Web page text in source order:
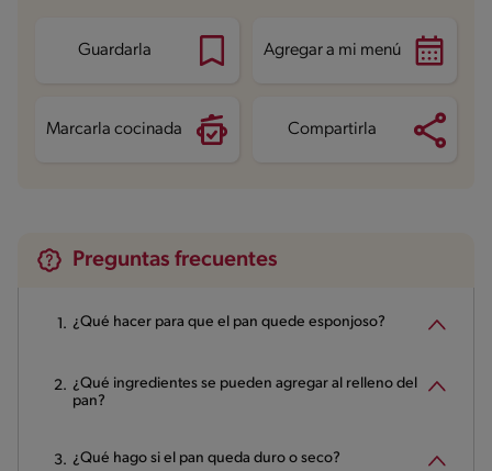
Guardarla Agregar a mi menú
Marcarla cocinada Compartirla
Preguntas frecuentes
¿Qué hacer para que el pan quede esponjoso?
¿Qué ingredientes se pueden agregar al relleno del
pan?
¿Qué hago si el pan queda duro o seco?